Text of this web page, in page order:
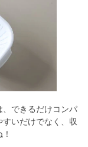
できるだけコンパ
いだけでなく、収